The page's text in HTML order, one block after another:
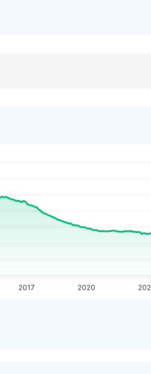
2017 2020